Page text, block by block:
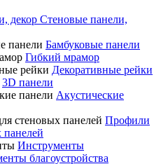
Стеновые панели,
Бамбуковые панели
Гибкий мрамор
Декоративные рейки
3D панели
Акустические
Профили
панелей
Инструменты